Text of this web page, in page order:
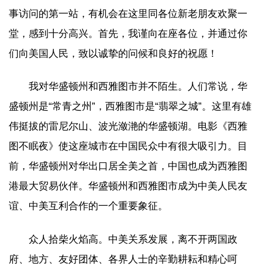
事访问的第一站，有机会在这里同各位新老朋友欢聚一
堂，感到十分高兴。首先，我谨向在座各位，并通过你
们向美国人民，致以诚挚的问候和良好的祝愿！
我对华盛顿州和西雅图市并不陌生。人们常说，华
盛顿州是“常青之州”，西雅图市是“翡翠之城”。这里有雄
伟挺拔的雷尼尔山、波光潋滟的华盛顿湖。电影《西雅
图不眠夜》使这座城市在中国民众中有很大吸引力。目
前，华盛顿州对华出口居全美之首，中国也成为西雅图
港最大贸易伙伴。华盛顿州和西雅图市成为中美人民友
谊、中美互利合作的一个重要象征。
众人拾柴火焰高。中美关系发展，离不开两国政
府、地方、友好团体、各界人士的辛勤耕耘和精心呵